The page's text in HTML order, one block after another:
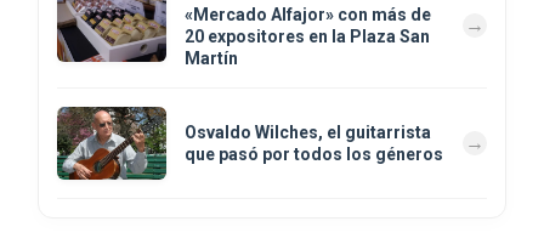
«Mercado Alfajor» con más de
20 expositores en la Plaza San
Martín
Osvaldo Wilches, el guitarrista
que pasó por todos los géneros